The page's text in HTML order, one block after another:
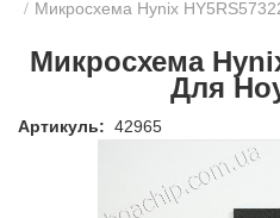
Микросхема Hynix
Микросхема
Для
Артикуль: 42965